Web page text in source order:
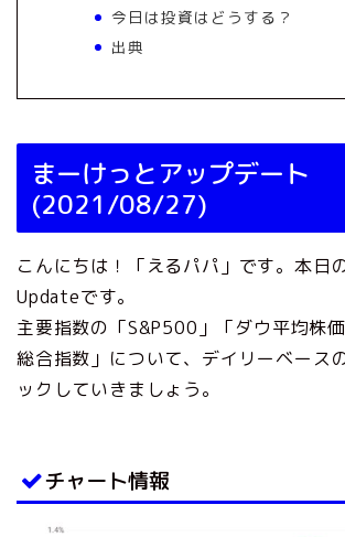
今日は投資はどうする？
出典
まーけっとアップデート
(2021/08/27)
こんにちは！「えるパパ」です。本日
Updateです。
主要指数の「S&P500」「ダウ平均株
総合指数」について、デイリーベース
ックしていきましょう。
チャート情報